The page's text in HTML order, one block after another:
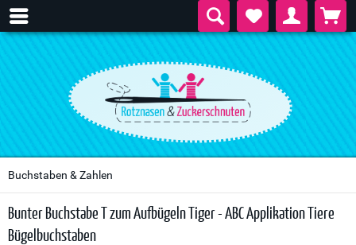
Buchstaben & Zahlen
Bunter Buchstabe T zum Aufbügeln Tiger - ABC Applikation Tiere
Bügelbuchstaben